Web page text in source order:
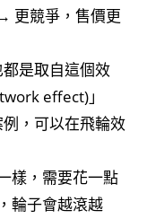
更競爭，售價更
是取自這個效
effect)」
，可以在飛輪效
樣，需要花一點
輪子會越滾越